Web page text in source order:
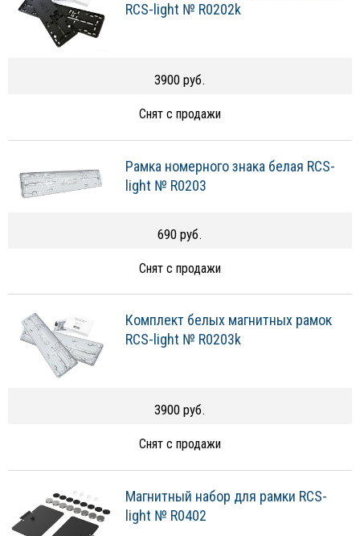
RCS-light № R0202k
3900 руб.
Снят с продажи
Рамка номерного знака белая RCS-
light № R0203
690 руб.
Снят с продажи
Комплект белых магнитных рамок
RCS-light № R0203k
3900 руб.
Снят с продажи
Магнитный набор для рамки RCS-
light № R0402